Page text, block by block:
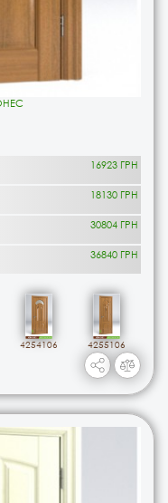
16923 ГРН
18130 ГРН
30804 ГРН
36840 ГРН
4254106 4255106